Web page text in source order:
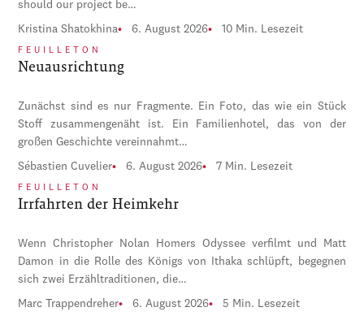
should our project be…
Kristina Shatokhina 6. August 2026 10 Min. Lesezeit
FEUILLETON
Neuausrichtung
Zunächst sind es nur Fragmente. Ein Foto, das wie ein Stück
Stoff zusammengenäht ist. Ein Familienhotel, das von der
großen Geschichte vereinnahmt…
Sébastien Cuvelier 6. August 2026 7 Min. Lesezeit
FEUILLETON
Irrfahrten der Heimkehr
Wenn Christopher Nolan Homers Odyssee verfilmt und Matt
Damon in die Rolle des Königs von Ithaka schlüpft, begegnen
sich zwei Erzähltraditionen, die…
Marc Trappendreher 6. August 2026 5 Min. Lesezeit